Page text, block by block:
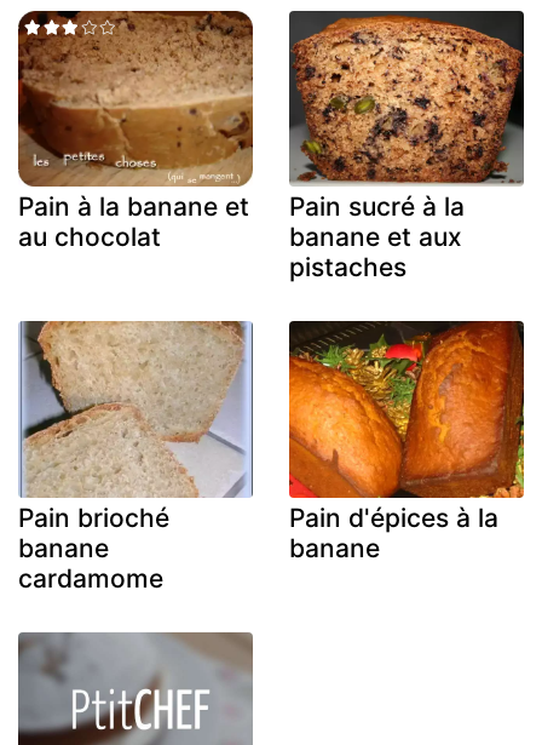
Pain à la banane et
au chocolat
Pain sucré à la
banane et aux
pistaches
Pain brioché
banane
cardamome
Pain d'épices à la
banane